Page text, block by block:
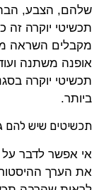
שלהם, הצבע,
תכשיטי יוקרה זה
מקבלים השראה
אופנה משתנה
תכשיטי יוקרה
ביותר.
תכשיטים שיש להם
אי אפשר לדבר על
את הערך